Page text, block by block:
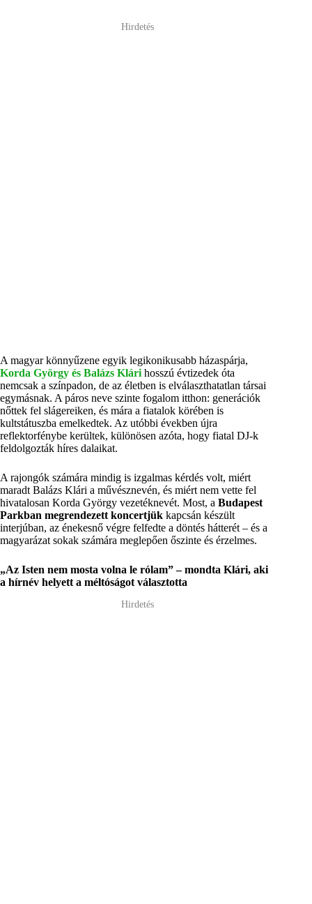
Hirdetés
A magyar könnyűzene egyik legikonikusabb házaspárja,
Korda György és Balázs Klári hosszú évtizedek óta
nemcsak a színpadon, de az életben is elválaszthatatlan társai
egymásnak. A páros neve szinte fogalom itthon: generációk
nőttek fel slágereiken, és mára a fiatalok körében is
kultstátuszba emelkedtek. Az utóbbi években újra
reflektorfénybe kerültek, különösen azóta, hogy fiatal DJ-k
feldolgozták híres dalaikat.
A rajongók számára mindig is izgalmas kérdés volt, miért
maradt Balázs Klári a művésznevén, és miért nem vette fel
hivatalosan Korda György vezetéknevét. Most, a Budapest
Parkban megrendezett koncertjük kapcsán készült
interjúban, az énekesnő végre felfedte a döntés hátterét – és a
magyarázat sokak számára meglepően őszinte és érzelmes.
„Az Isten nem mosta volna le rólam” – mondta Klári, aki
a hírnév helyett a méltóságot választotta
Hirdetés